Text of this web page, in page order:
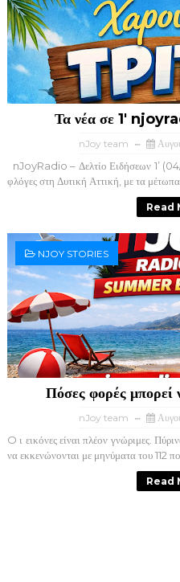
Τα νέα σε 1'
nJoy team
nJoyRadio – Δελτίο Ειδήσεων 1’
φλόγες στη Δυτική Αττική, με τα
Read
NJOY STORIES
Πόσες φορές μπορεί
nJoy team
O ι εικόνες είναι πλέον γνώριμες.
να εκκενώνονται με μηνύματα του 112
Read